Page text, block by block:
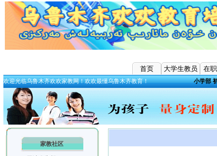
首页 大学生教员 在
欢迎光临乌鲁木齐欢欢家教网！欢欢最懂乌鲁木齐教育！ 小学部
家教社区